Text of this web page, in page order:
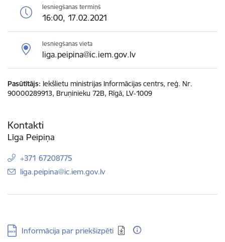
Iesniegšanas termiņš
16:00, 17.02.2021
Iesniegšanas vieta
liga.peipina@ic.iem.gov.lv
Pasūtītājs Iekšlietu ministrijas Informācijas centrs, reģ. Nr.
90000289913, Bruņinieku 72B, Rīgā, LV-1009
Kontakti
Līga Peipiņa
+371 67208775
E-pasts:
liga.peipina@ic.iem.gov.lv
Lejupielādēt:
Informācija par priekšizpēti